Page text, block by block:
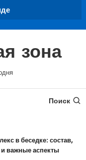
зона
Поиск
в беседке: состав,
важные аспекты